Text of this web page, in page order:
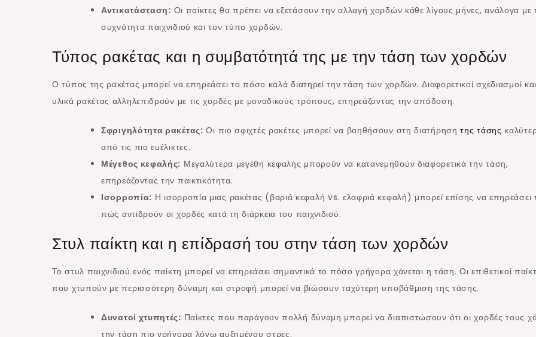
Αντικατάσταση: Οι παίκτες θα πρέπει να εξετάσουν την αλλαγή χορδών κάθε λίγους μήνες, ανάλογα με
συχνότητα παιχνιδιού και τον τύπο χορδών.
Τύπος ρακέτας και η συμβατότητά της με την τάση των χορδών
Ο τύπος της ρακέτας μπορεί να επηρεάσει το πόσο καλά διατηρεί την τάση των χορδών. Διαφορετικοί σχεδιασμοί και
υλικά ρακέτας αλληλεπιδρούν με τις χορδές με μοναδικούς τρόπους, επηρεάζοντας την απόδοση.
Σφριγηλότητα ρακέτας: Οι πιο σφιχτές ρακέτες μπορεί να βοηθήσουν στη διατήρησητης τάσης
από τις πιο ευέλικτες.
Μέγεθος κεφαλής: Μεγαλύτερα μεγέθη κεφαλής μπορούν να κατανεμηθούν διαφορετικά την τάση,
επηρεάζοντας την παικτικότητα.
Ισορροπία: Η ισορροπία μιας ρακέτας (βαριά κεφαλή vs. ελαφριά κεφαλή) μπορεί επίσης να επηρεάσει
πώς αντιδρούν οι χορδές κατά τη διάρκεια του παιχνιδιού.
Στυλ παίκτη και η επίδρασή του στην τάση των χορδών
Το στυλ παιχνιδιού ενός παίκτη μπορεί να επηρεάσει σημαντικά το πόσο γρήγορα χάνεται η τάση. Οι επιθετικοί
που χτυπούν με περισσότερη δύναμη και στροφή μπορεί να βιώσουν ταχύτερη υποβάθμιση της τάσης.
Δυνατοί χτυπητές: Παίκτες που παράγουν πολλή δύναμη μπορεί να διαπιστώσουν ότι οι χορδές τους
την τάση πιο γρήγορα λόγω αυξημένου στρες.